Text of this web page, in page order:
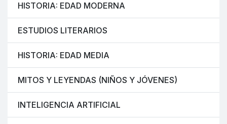
HISTORIA: EDAD MODERNA
ESTUDIOS LITERARIOS
HISTORIA: EDAD MEDIA
MITOS Y LEYENDAS (NIÑOS Y JÓVENES)
INTELIGENCIA ARTIFICIAL